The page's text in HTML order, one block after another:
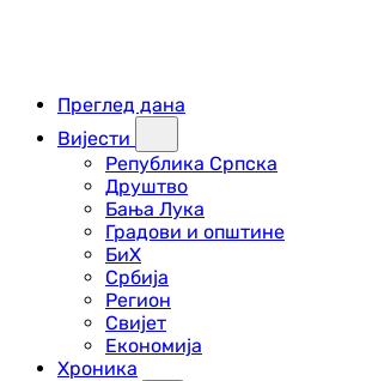
Преглед дана
Вијести
Република Српска
Друштво
Бања Лука
Градови и општине
БиХ
Србија
Регион
Свијет
Економија
Хроника